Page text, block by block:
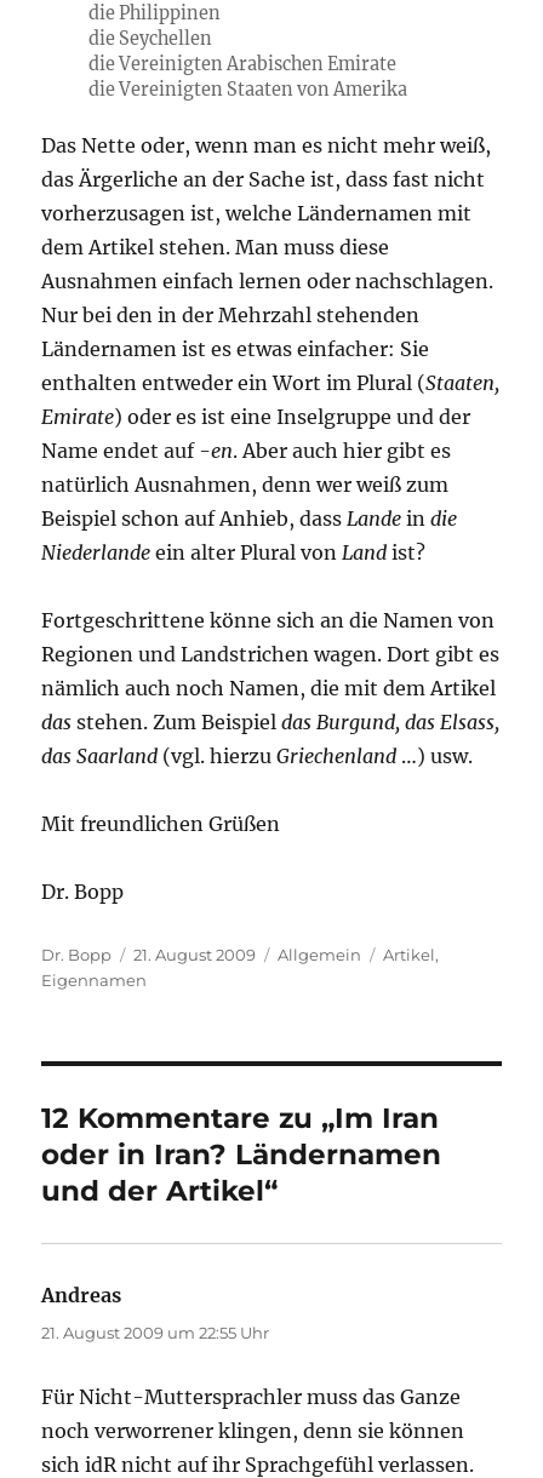
die Philippinen
die Seychellen
die Vereinigten Arabischen Emirate
die Vereinigten Staaten von Amerika
Das Nette oder, wenn man es nicht mehr weiß,
das Ärgerliche an der Sache ist, dass fast nicht
vorherzusagen ist, welche Ländernamen mit
dem Artikel stehen. Man muss diese
Ausnahmen einfach lernen oder nachschlagen.
Nur bei den in der Mehrzahl stehenden
Ländernamen ist es etwas einfacher: Sie
enthalten entweder ein Wort im Plural (Staaten,
Emirate) oder es ist eine Inselgruppe und der
Name endet auf -en. Aber auch hier gibt es
natürlich Ausnahmen, denn wer weiß zum
Beispiel schon auf Anhieb, dass Lande indie
Niederlande ein alter Plural von Land ist?
Fortgeschrittene könne sich an die Namen von
Regionen und Landstrichen wagen. Dort gibt es
nämlich auch noch Namen, die mit dem Artikel
das stehen. Zum Beispieldas Burgund, das Elsass,
das Saarland (vgl. hierzuGriechenland …) usw.
Mit freundlichen Grüßen
Dr. Bopp
Autor
Dr. Bopp
Veröffentlicht
am
21. August 2009 Kategorien
Allgemein Schlagwörter
Artikel,
Eigennamen
12 Kommentare zu „Im Iran
oder in Iran? Ländernamen
und der Artikel“
Andreas
21. August 2009 um 22:55 Uhr
Für Nicht-Muttersprachler muss das Ganze
noch verworrener klingen, denn sie können
sich idR nicht auf ihr Sprachgefühl verlassen.